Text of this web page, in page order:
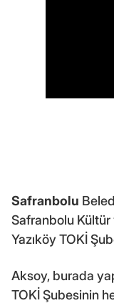
Safranbolu
Safranbolu
Yazıköy TOKİ
Aksoy, burada
TOKİ Şubesinin